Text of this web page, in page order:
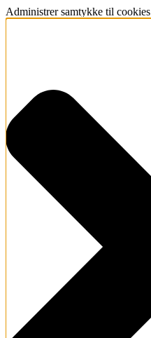
Administrer samtykke til cookies